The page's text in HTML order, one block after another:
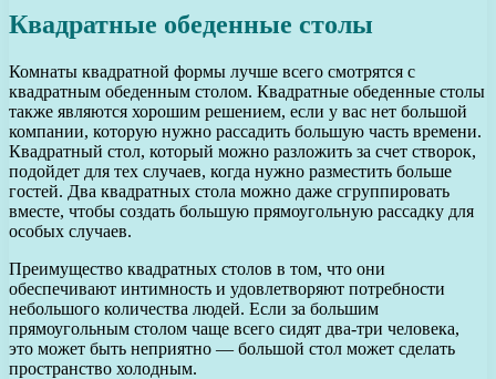
Квадратные обеденные столы
Комнаты квадратной формы лучше всего смотрятся с
квадратным обеденным столом. Квадратные обеденные столы
также являются хорошим решением, если у вас нет большой
компании, которую нужно рассадить большую часть времени.
Квадратный стол, который можно разложить за счет створок,
подойдет для тех случаев, когда нужно разместить больше
гостей. Два квадратных стола можно даже сгруппировать
вместе, чтобы создать большую прямоугольную рассадку для
особых случаев.
Преимущество квадратных столов в том, что они
обеспечивают интимность и удовлетворяют потребности
небольшого количества людей. Если за большим
прямоугольным столом чаще всего сидят два-три человека,
это может быть неприятно — большой стол может сделать
пространство холодным.